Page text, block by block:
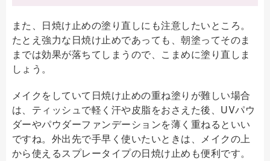
また、日焼け止めの塗り直しにも注意したいところ。
たとえ強力な日焼け止めであっても、朝塗ってそのま
までは効果が落ちてしまうので、こまめに塗り直しま
しょう。
メイクをしていて日焼け止めの重ね塗りが難しい場合
は、ティッシュで軽く汗や皮脂をおさえた後、UVパウ
ダーやパウダーファンデーションを薄く重ねるといい
ですね。外出先で手早く使いたいときは、メイクの上
から使えるスプレータイプの日焼け止めも便利です。